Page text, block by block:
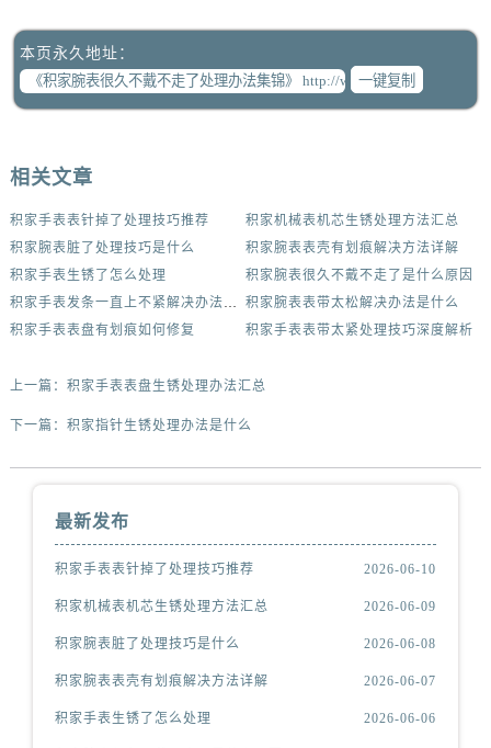
本页永久地址：
一键复制
相关文章
积家手表表针掉了处理技巧推荐
积家机械表机芯生锈处理方法汇总
积家腕表脏了处理技巧是什么
积家腕表表壳有划痕解决方法详解
积家手表生锈了怎么处理
积家腕表很久不戴不走了是什么原因
积家手表发条一直上不紧解决办法集锦
积家腕表表带太松解决办法是什么
积家手表表盘有划痕如何修复
积家手表表带太紧处理技巧深度解析
上一篇： 积家手表表盘生锈处理办法汇总
下一篇： 积家指针生锈处理办法是什么
最新发布
积家手表表针掉了处理技巧推荐 2026-06-10
积家机械表机芯生锈处理方法汇总 2026-06-09
积家腕表脏了处理技巧是什么 2026-06-08
积家腕表表壳有划痕解决方法详解 2026-06-07
积家手表生锈了怎么处理 2026-06-06